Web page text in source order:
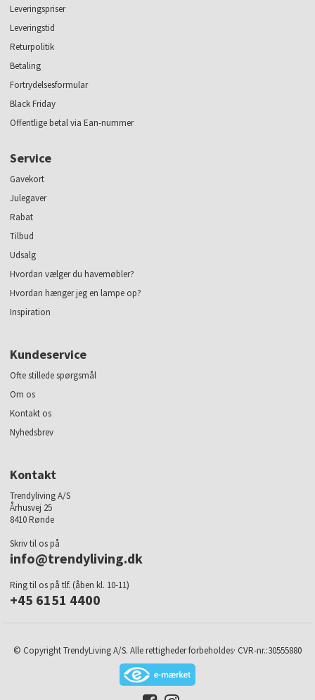
Leveringspriser
Leveringstid
Returpolitik
Betaling
Fortrydelsesformular
Black Friday
Offentlige betal via Ean-nummer
Service
Gavekort
Julegaver
Rabat
Tilbud
Udsalg
Hvordan vælger du havemøbler?
Hvordan hænger jeg en lampe op?
Inspiration
Kundeservice
Ofte stillede spørgsmål
Om os
Kontakt os
Nyhedsbrev
Kontakt
Trendyliving A/S
Århusvej 25
8410 Rønde
Skriv til os på
info@trendyliving.dk
Ring til os på tlf. (åben kl. 10-11)
+45 6151 4400
© Copyright TrendyLiving A/S. Alle rettigheder forbeholdes· CVR-nr.:30555880